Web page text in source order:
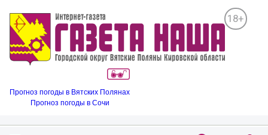
18+
Прогноз погоды в Вятских Полянах
Прогноз погоды в Сочи